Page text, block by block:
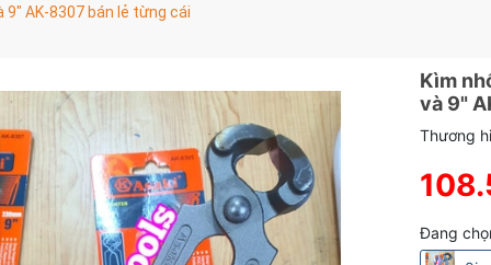
9" AK-8307 bán lẻ từng cái
Kìm
và 9"
Thương
Đang